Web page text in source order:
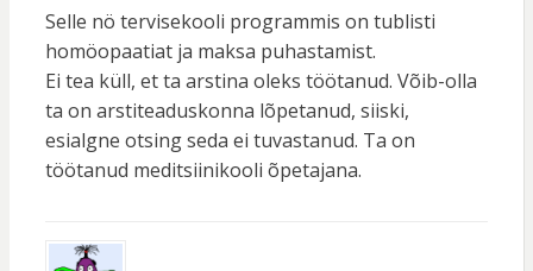
Selle nö tervisekooli programmis on tublisti
homöopaatiat ja maksa puhastamist.
Ei tea küll, et ta arstina oleks töötanud. Võib-olla
ta on arstiteaduskonna lõpetanud, siiski,
esialgne otsing seda ei tuvastanud. Ta on
töötanud meditsiinikooli õpetajana.